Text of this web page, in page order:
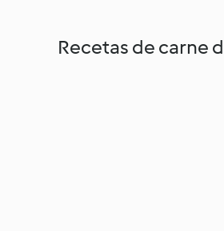
Recetas de carne